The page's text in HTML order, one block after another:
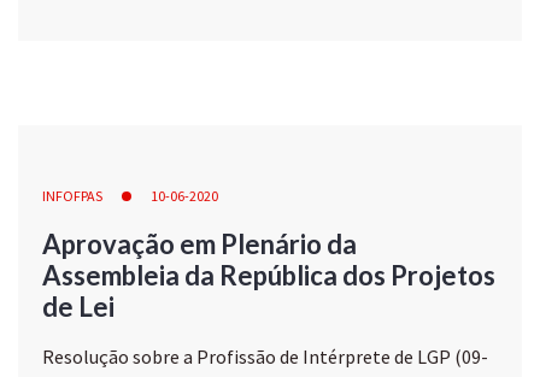
INFOFPAS 10-06-2020
Aprovação em Plenário da
Assembleia da República dos Projetos
de Lei
Resolução sobre a Profissão de Intérprete de LGP (09-